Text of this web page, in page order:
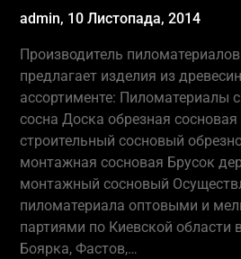
admin, 10 Листопада, 2014
Производитель
предлагает изделия из
ассортименте: Пиломатериалы
сосна Доска обрезная
строительный сосновый
монтажная сосновая Брусок
монтажный сосновый
пиломатериала оптовыми и
партиями по Киевской области
Боярка, Фастов,…